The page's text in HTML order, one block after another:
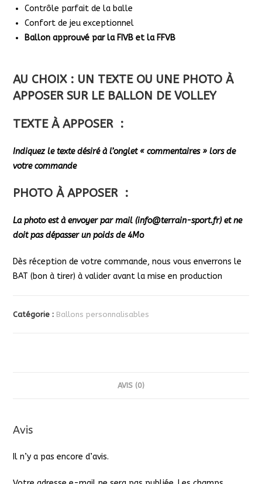
Contrôle parfait de la balle
Confort de jeu exceptionnel
Ballon approuvé par la FIVB et la FFVB
AU CHOIX : UN TEXTE OU UNE PHOTO À
APPOSER SUR LE BALLON DE VOLLEY
TEXTE À APPOSER :
Indiquez le texte désiré à l’onglet « commentaires » lors de
votre commande
PHOTO À APPOSER :
La photo est à envoyer par mail (info@terrain-sport.fr) et ne
doit pas dépasser un poids de 4Mo
Dès réception de votre commande, nous vous enverrons le
BAT (bon à tirer) à valider avant la mise en production
Catégorie : Ballons personnalisables
AVIS (0)
Avis
Il n’y a pas encore d’avis.